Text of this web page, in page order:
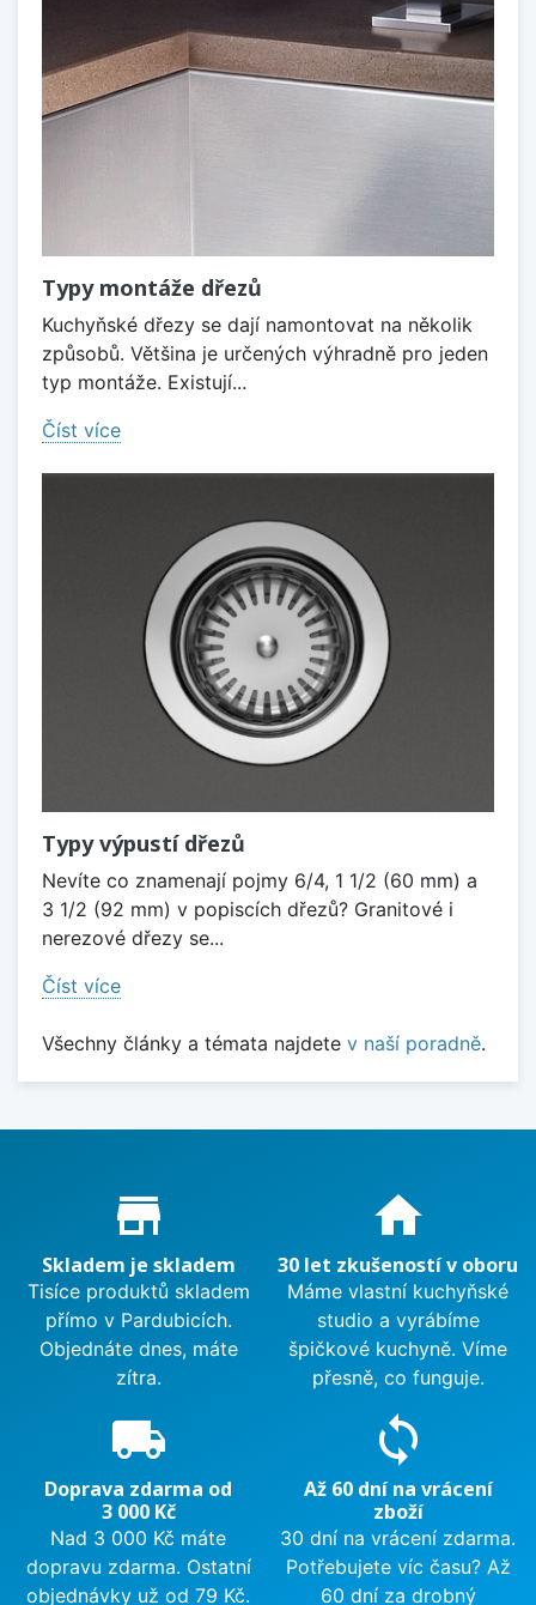
Typy montáže dřezů
Kuchyňské dřezy se dají namontovat na několik
způsobů. Většina je určených výhradně pro jeden
typ montáže. Existují...
Číst více
Typy výpustí dřezů
Nevíte co znamenají pojmy 6/4, 1 1/2 (60 mm) a
3 1/2 (92 mm) v popiscích dřezů? Granitové i
nerezové dřezy se...
Číst více
Všechny články a témata najdete v naší poradně.
Proč nakupovat u nás?
store_mall_directory
Skladem je skladem
Tisíce produktů skladem
přímo v Pardubicích.
Objednáte dnes, máte
zítra.
home
30 let zkušeností v oboru
Máme vlastní kuchyňské
studio a vyrábíme
špičkové kuchyně. Víme
přesně, co funguje.
local_shipping
Doprava zdarma od
3 000 Kč
Nad 3 000 Kč máte
dopravu zdarma. Ostatní
objednávky už od 79 Kč.
sync
Až 60 dní na vrácení
zboží
30 dní na vrácení zdarma.
Potřebujete víc času? Až
60 dní za drobný